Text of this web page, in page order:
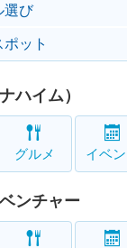
選び
ット
ハイム）
グルメ イベ
ンチャー